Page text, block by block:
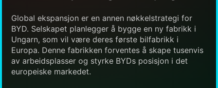
Global ekspansjon er en annen nøkkelstrategi for
BYD. Selskapet planlegger å bygge en ny fabrikk i
Ungarn, som vil være deres første bilfabrikk i
Europa. Denne fabrikken forventes å skape tusenvis
av arbeidsplasser og styrke BYDs posisjon i det
europeiske markedet.